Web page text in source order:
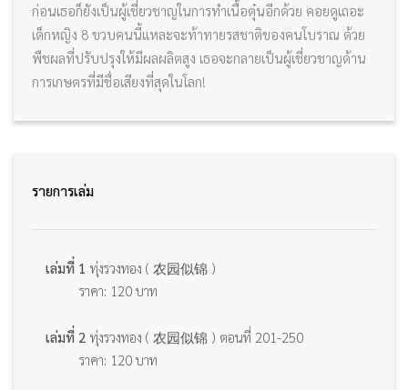
ก่อนเธอก็ยังเป็นผู้เชี่ยวชาญในการทำเนื้อตุ๋นอีกด้วย คอยดูเถอะ
เด็กหญิง 8 ขวบคนนี้แหละจะท้าทายรสชาติของคนโบราณ ด้วย
พืชผลที่ปรับปรุงให้มีผลผลิตสูง เธอจะกลายเป็นผู้เชี่ยวชาญด้าน
การเกษตรที่มีชื่อเสียงที่สุดในโลก!
รายการเล่ม
เล่มที่ 1 ทุ่งรวงทอง ( 农园似锦 )
ราคา: 120 บาท
เล่มที่ 2 ทุ่งรวงทอง ( 农园似锦 ) ตอนที่ 201-250
ราคา: 120 บาท